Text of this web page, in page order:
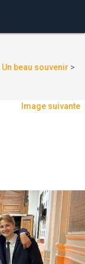
Un beau souvenir >
Image suivante